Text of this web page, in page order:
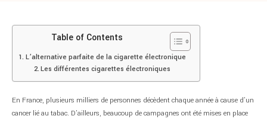
Table of Contents
L’alternative parfaite de la cigarette électronique
Les différentes cigarettes électroniques
En France, plusieurs milliers de personnes décèdent chaque année à cause d’un
cancer lié au tabac. D’ailleurs, beaucoup de campagnes ont été mises en place